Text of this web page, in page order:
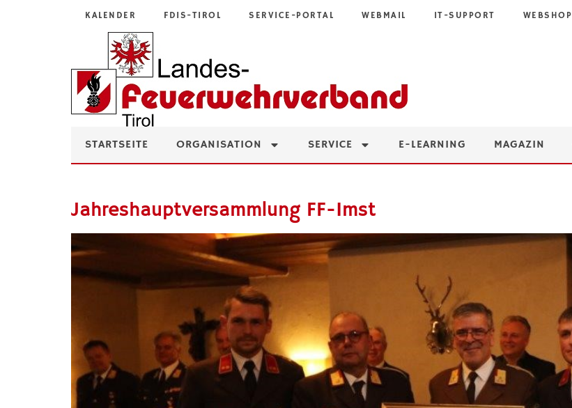
KALENDER FDIS-TIROL SERVICE-PORTAL WEBMAIL IT-SUPPORT WEBSHOP
STARTSEITE ORGANISATION SERVICE E-LEARNING MAGAZIN
Jahreshauptversammlung FF-Imst